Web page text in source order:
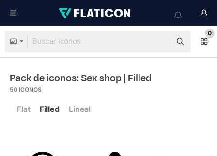
0
Pack de iconos: Sex shop | Filled
50 ICONOS
Flat Filled Lineal